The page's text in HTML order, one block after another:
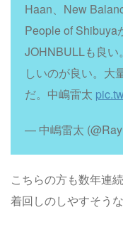
Haan、New
People of Shibuya
JOHNBULLも良い
しいのが良い。大
だ。中嶋雷太
— 中嶋雷太
こちらの方も数年連
着回しのしやすそう